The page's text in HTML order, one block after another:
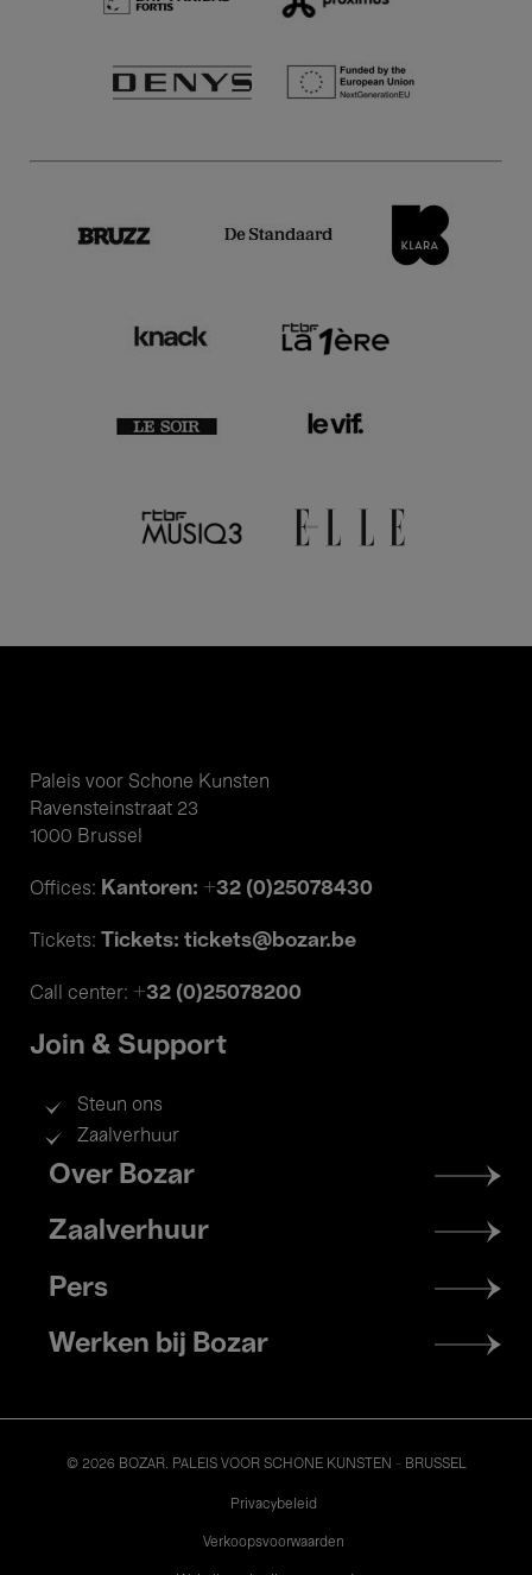
Paleis voor Schone Kunsten
Ravensteinstraat 23
1000 Brussel
Offices: Kantoren: +32 (0)25078430
Tickets: Tickets: tickets@bozar.be
Call center: +32 (0)25078200
Join & Support
Steun ons
Zaalverhuur
Footer
menu
Over Bozar
Zaalverhuur
Pers
Werken bij Bozar
© 2026 BOZAR. PALEIS VOOR SCHONE KUNSTEN - BRUSSEL
Privacybeleid
Verkoopsvoorwaarden